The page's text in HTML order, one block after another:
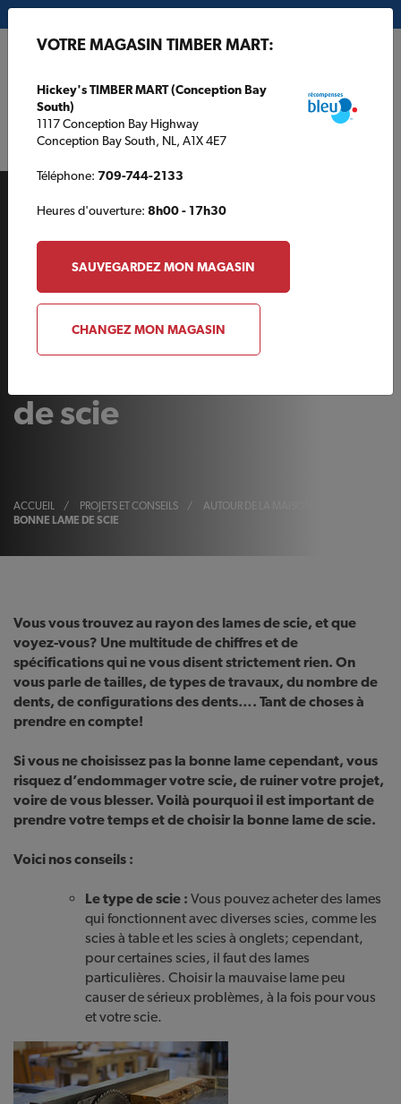
AUTOUR DE LA MAISON
de scie
ACCUEIL / PROJETS ET CONSEILS / AUTOUR DE LA MAISON
BONNE LAME DE SCIE
Vous vous trouvez au rayon des lames de scie, et que
voyez-vous? Une multitude de chiffres et de
spécifications qui ne vous disent strictement rien. On
vous parle de tailles, de types de travaux, du nombre de
dents, de configurations des dents…. Tant de choses à
prendre en compte!
Si vous ne choisissez pas la bonne lame cependant, vous
risquez d’endommager votre scie, de ruiner votre projet,
voire de vous blesser. Voilà pourquoi il est important de
prendre votre temps et de choisir la bonne lame de scie.
Voici nos conseils :
Le type de scie : Vous pouvez acheter des lames
qui fonctionnent avec diverses scies, comme les
scies à table et les scies à onglets; cependant,
pour certaines scies, il faut des lames
particulières. Choisir la mauvaise lame peu
causer de sérieux problèmes, à la fois pour vous
et votre scie.
VOTRE MAGASIN TIMBER MART:
Hickey's TIMBER MART (Conception Bay
South)
1117 Conception Bay Highway
Conception Bay South, NL, A1X 4E7
Téléphone: 709-744-2133
Heures d'ouverture: 8h00 - 17h30
SAUVEGARDEZ MON MAGASIN
CHANGEZ MON MAGASIN